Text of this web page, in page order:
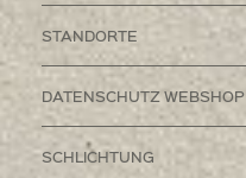
STANDORTE
DATENSCHUTZ WEBSHOP
SCHLICHTUNG